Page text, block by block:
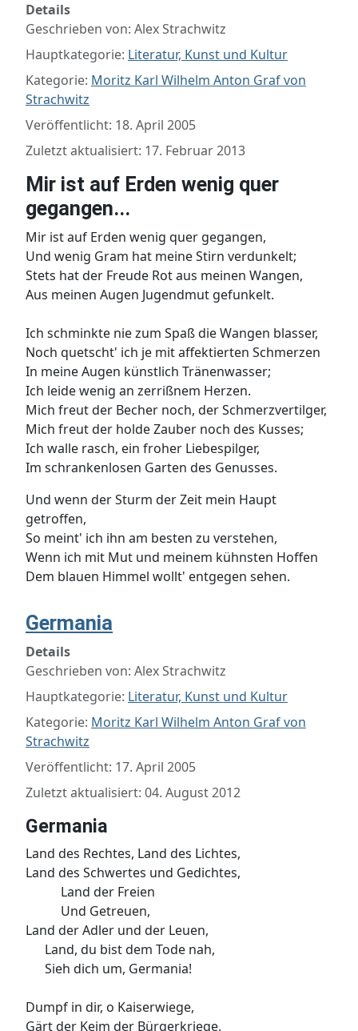
Details
Geschrieben von: Alex Strachwitz
Hauptkategorie: Literatur, Kunst und Kultur
Kategorie: Moritz Karl Wilhelm Anton Graf von
Strachwitz
Veröffentlicht: 18. April 2005
Zuletzt aktualisiert: 17. Februar 2013
Mir ist auf Erden wenig quer
gegangen...
Mir ist auf Erden wenig quer gegangen,
Und wenig Gram hat meine Stirn verdunkelt;
Stets hat der Freude Rot aus meinen Wangen,
Aus meinen Augen Jugendmut gefunkelt.
Ich schminkte nie zum Spaß die Wangen blasser,
Noch quetscht' ich je mit affektierten Schmerzen
In meine Augen künstlich Tränenwasser;
Ich leide wenig an zerrißnem Herzen.
Mich freut der Becher noch, der Schmerzvertilger,
Mich freut der holde Zauber noch des Kusses;
Ich walle rasch, ein froher Liebespilger,
Im schrankenlosen Garten des Genusses.
Und wenn der Sturm der Zeit mein Haupt
getroffen,
So meint' ich ihn am besten zu verstehen,
Wenn ich mit Mut und meinem kühnsten Hoffen
Dem blauen Himmel wollt' entgegen sehen.
Germania
Details
Geschrieben von: Alex Strachwitz
Hauptkategorie: Literatur, Kunst und Kultur
Kategorie: Moritz Karl Wilhelm Anton Graf von
Strachwitz
Veröffentlicht: 17. April 2005
Zuletzt aktualisiert: 04. August 2012
Germania
Land des Rechtes, Land des Lichtes,
Land des Schwertes und Gedichtes,
Land der Freien
Und Getreuen,
Land der Adler und der Leuen,
Land, du bist dem Tode nah,
Sieh dich um, Germania!
Dumpf in dir, o Kaiserwiege,
Gärt der Keim der Bürgerkriege,